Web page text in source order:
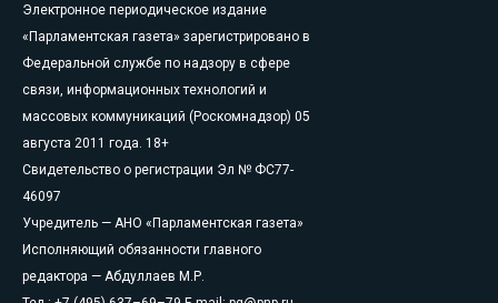
Электронное периодическое издание
«Парламентская газета» зарегистрировано в
Федеральной службе по надзору в сфере
связи, информационных технологий и
массовых коммуникаций (Роскомнадзор) 05
августа 2011 года. 18+
Свидетельство о регистрации Эл № ФС77-
46097
Учредитель — АНО «Парламентская газета»
Исполняющий обязанности главного
редактора — Абдуллаев М.Р.